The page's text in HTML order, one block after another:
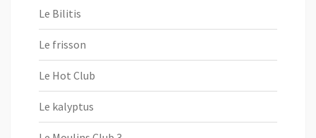
Le Bilitis
Le frisson
Le Hot Club
Le kalyptus